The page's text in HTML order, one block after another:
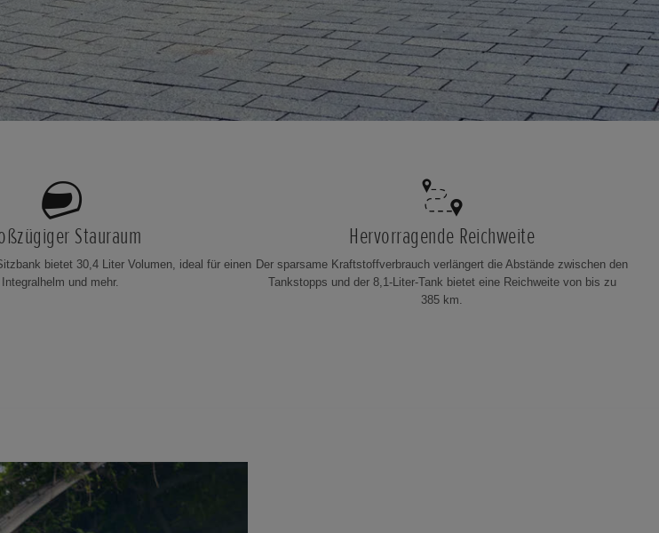
Stauraum
bietet 30,4 Liter Volumen, ideal für einen
Integralhelm und mehr.
Hervorragende Reichweite
Der sparsame Kraftstoffverbrauch verlängert die Abstände zwischen den
Tankstopps und der 8,1-Liter-Tank bietet eine Reichweite von bis zu
385 km.